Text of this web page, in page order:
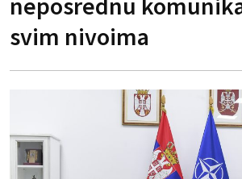
svim nivoima